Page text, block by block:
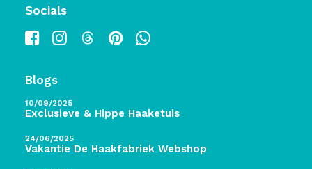
Socials
Blogs
10/09/2025
Exclusieve & Hippe Haaketuis
24/06/2025
Vakantie De Haakfabriek Webshop